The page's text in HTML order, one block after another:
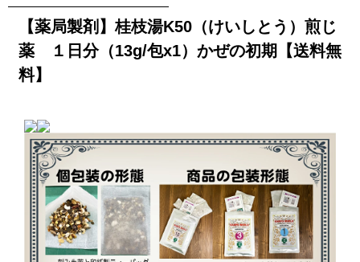
【薬局製剤】桂枝湯K50（けいしとう）煎じ
薬 １日分（13g/包x1）かぜの初期【送料無
料】